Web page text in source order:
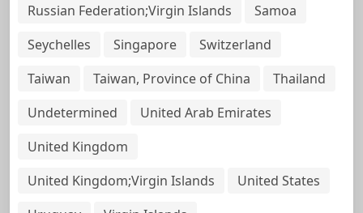
Russian Federation;Virgin Islands
Samoa
Seychelles
Singapore
Switzerland
Taiwan
Taiwan, Province of China
Thailand
Undetermined
United Arab Emirates
United Kingdom
United Kingdom;Virgin Islands
United States